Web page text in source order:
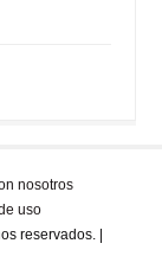
nosotros
uso
reservados. |